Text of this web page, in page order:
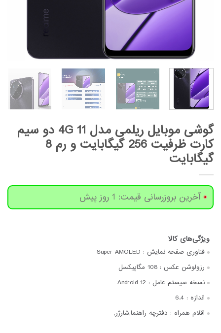
گوشی موبایل ریلمی مدل 11 4G دو سیم
کارت ظرفیت 256 گیگابایت و رم 8
گیگابایت
آخرین بروزرسانی قیمت: 1 روز پیش
فناوری صفحه‌ نمایش : Super AMOLED
رزولوشن عکس : 108 مگاپیکسل
نسخه سیستم عامل : Android 12
اندازه : 6.4
اقلام همراه : دفترچه‌ راهنما,شارژر,